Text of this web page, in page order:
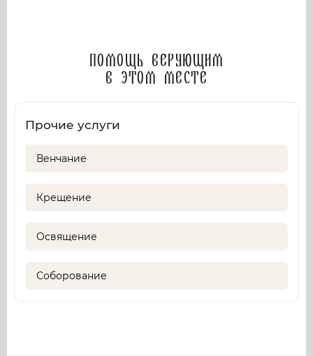
Помощь верующим
в этом месте
Прочие услуги
Венчание
Крещение
Освящение
Соборование